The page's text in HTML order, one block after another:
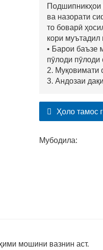
Подшипникҳои
ва назорати
то боварӣ
кори
• Барои баъзе
пӯлоди
2. Муқовимати
3. Андозаи
Ҳоло тамос
Мубодила:
мошини вазнин аст.